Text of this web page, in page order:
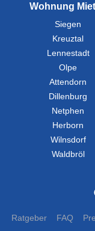
Wohnung
Siegen
Kreuztal
Lennestadt
Olpe
Attendorn
Dillenburg
Netphen
Herborn
Wilnsdorf
Waldbröl
Ratgeber FAQ